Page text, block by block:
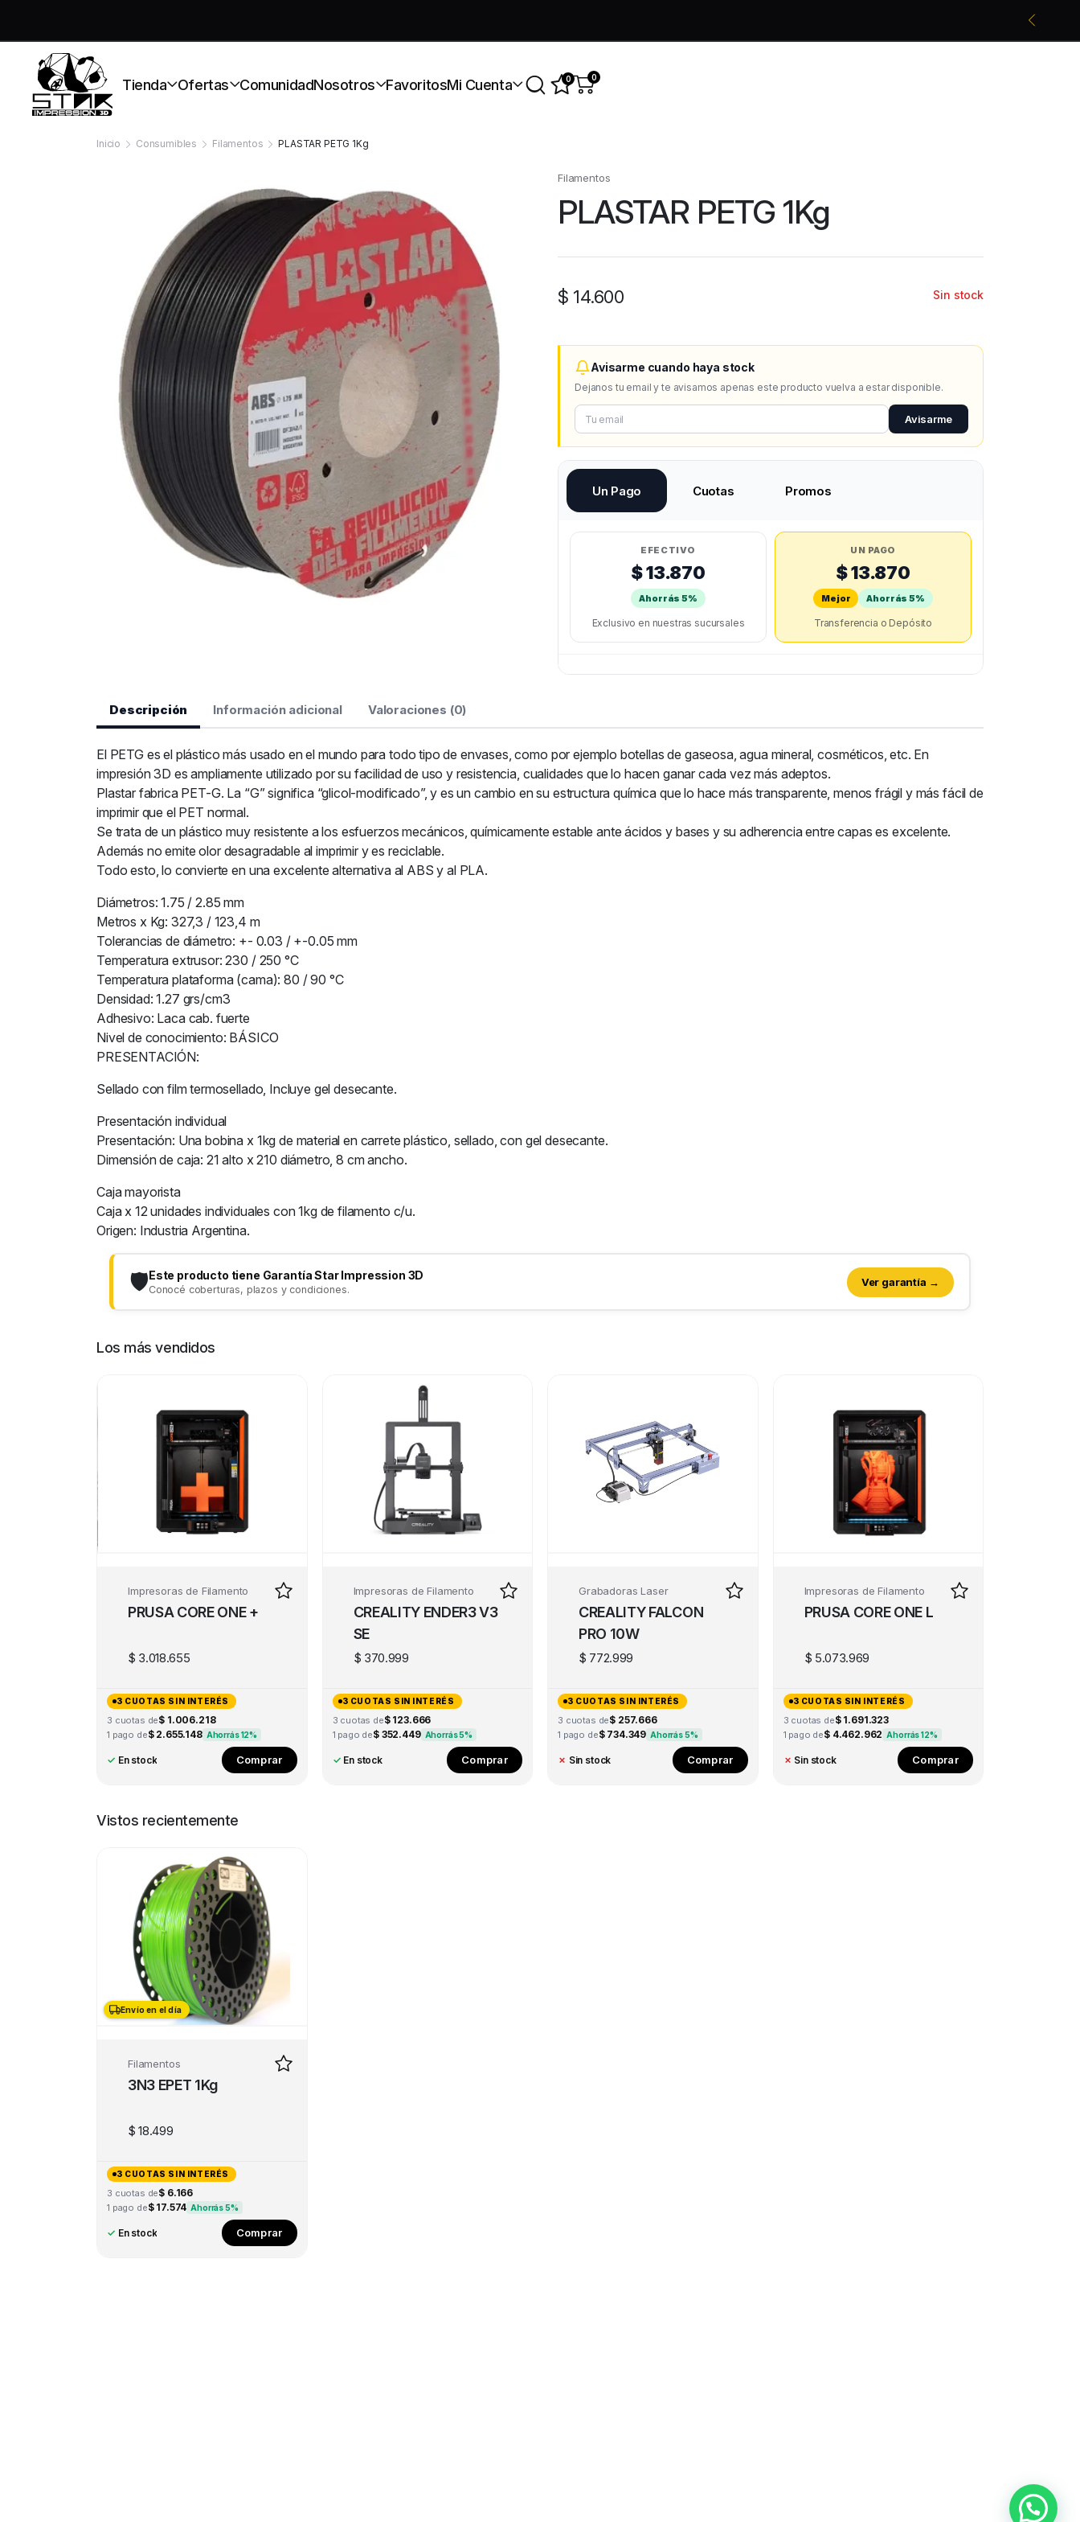
Tienda Ofertas ComunidadNosotros FavoritosMi Cuenta 0 0
Inicio Consumibles Filamentos PLASTAR PETG 1Kg
Filamentos
PLASTAR PETG 1Kg
$ 14.600 Sin stock
Avisarme cuando haya stock
Dejanos tu email y te avisamos apenas este producto vuelva a estar disponible.
Avisarme
Un Pago Cuotas Promos
EFECTIVO
$ 13.870
Ahorrás 5%
Exclusivo en nuestras sucursales
UN PAGO
$ 13.870
Mejor Ahorrás 5%
Transferencia o Depósito
Descripción Información adicional Valoraciones (0)
El PETG es el plástico más usado en el mundo para todo tipo de envases, como por ejemplo botellas de gaseosa, agua mineral, cosméticos, etc. En
impresión 3D es ampliamente utilizado por su facilidad de uso y resistencia, cualidades que lo hacen ganar cada vez más adeptos.
Plastar fabrica PET-G. La “G” significa “glicol-modificado”, y es un cambio en su estructura química que lo hace más transparente, menos frágil y más fácil de
imprimir que el PET normal.
Se trata de un plástico muy resistente a los esfuerzos mecánicos, químicamente estable ante ácidos y bases y su adherencia entre capas es excelente.
Además no emite olor desagradable al imprimir y es reciclable.
Todo esto, lo convierte en una excelente alternativa al ABS y al PLA.
Diámetros: 1.75 / 2.85 mm
Metros x Kg: 327,3 / 123,4 m
Tolerancias de diámetro: +- 0.03 / +-0.05 mm
Temperatura extrusor: 230 / 250 °C
Temperatura plataforma (cama): 80 / 90 °C
Densidad: 1.27 grs/cm3
Adhesivo: Laca cab. fuerte
Nivel de conocimiento: BÁSICO
PRESENTACIÓN:
Sellado con film termosellado, Incluye gel desecante.
Presentación individual
Presentación: Una bobina x 1kg de material en carrete plástico, sellado, con gel desecante.
Dimensión de caja: 21 alto x 210 diámetro, 8 cm ancho.
Caja mayorista
Caja x 12 unidades individuales con 1kg de filamento c/u.
Origen: Industria Argentina.
🛡️Este producto tiene Garantía Star Impression 3D
Conocé coberturas, plazos y condiciones.
Ver garantía →
Los más vendidos
Impresoras de Filamento
PRUSA CORE ONE +
$ 3.018.655
3 CUOTAS SIN INTERÉS
3 cuotas de$ 1.006.218
1 pago de$ 2.655.148 Ahorrás 12%
✓ En stock Comprar
Impresoras de Filamento
CREALITY ENDER3 V3
SE
$ 370.999
3 CUOTAS SIN INTERÉS
3 cuotas de$ 123.666
1 pago de$ 352.449 Ahorrás 5%
✓ En stock Comprar
Grabadoras Laser
CREALITY FALCON
PRO 10W
$ 772.999
3 CUOTAS SIN INTERÉS
3 cuotas de$ 257.666
1 pago de$ 734.349 Ahorrás 5%
✗ Sin stock Comprar
Impresoras de Filamento
PRUSA CORE ONE L
$ 5.073.969
3 CUOTAS SIN INTERÉS
3 cuotas de$ 1.691.323
1 pago de$ 4.462.962 Ahorrás 12%
✗ Sin stock Comprar
Vistos recientemente
Envío en el día
Filamentos
3N3 EPET 1Kg
$ 18.499
3 CUOTAS SIN INTERÉS
3 cuotas de$ 6.166
1 pago de$ 17.574 Ahorrás 5%
✓ En stock Comprar
This